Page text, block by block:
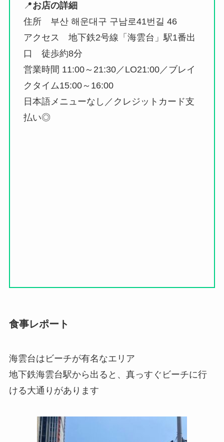
📍お店の詳細
住所부산 해운대구 구남로41번길 46
アクセス 地下鉄2号線「海雲台」駅1番出
口 徒歩約8分
営業時間 11:00～21:30／LO21:00／ブレイ
クタイム15:00～16:00
日本語メニューなし／クレジットカード支
払い◎
食事レポート
海雲台はビーチが有名なエリア
地下鉄海雲台駅から出ると、真っすぐビーチに行
ける大通りがあります